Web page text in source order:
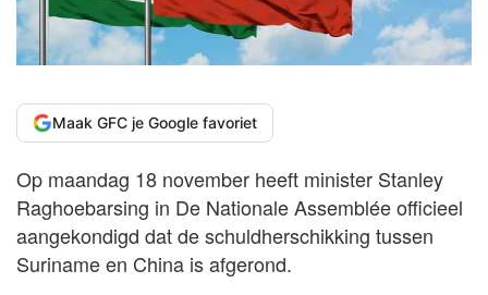
Maak GFC je Google favoriet
Op maandag 18 november heeft minister Stanley
Raghoebarsing in De Nationale Assemblée officieel
aangekondigd dat de schuldherschikking tussen
Suriname en China is afgerond.